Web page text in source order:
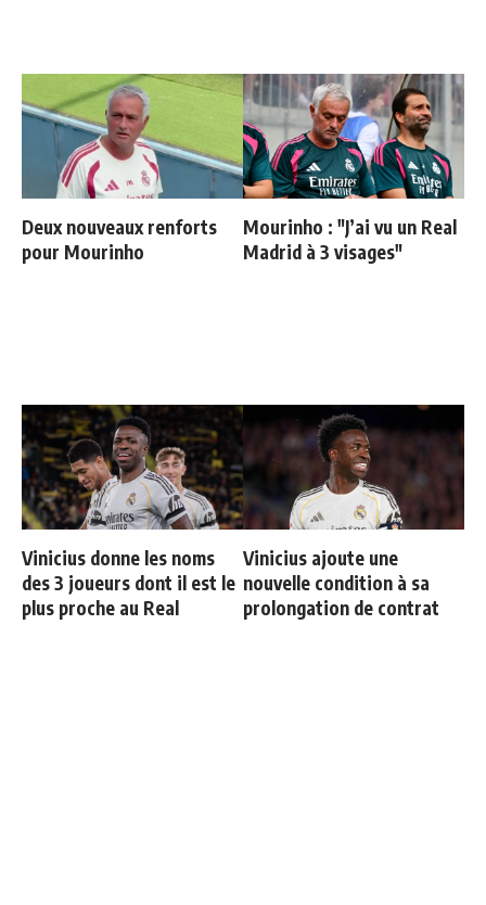
Deux nouveaux renforts
pour Mourinho
Mourinho : "J’ai vu un Real
Madrid à 3 visages"
Vinicius donne les noms
des 3 joueurs dont il est le
plus proche au Real
Vinicius ajoute une
nouvelle condition à sa
prolongation de contrat